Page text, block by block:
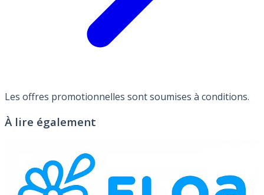
Les offres promotionnelles sont soumises à conditions.
À lire également